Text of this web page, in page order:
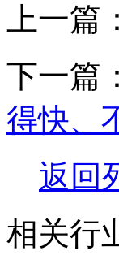
上一篇
下一篇：
得快、
返回
相关行